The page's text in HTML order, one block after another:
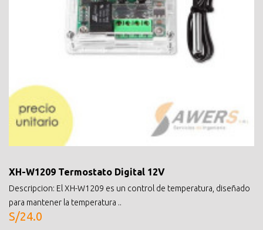
XH-W1209 Termostato Digital 12V
Descripcion: El XH-W1209 es un control de temperatura, diseñado
para mantener la temperatura ..
S/24.0